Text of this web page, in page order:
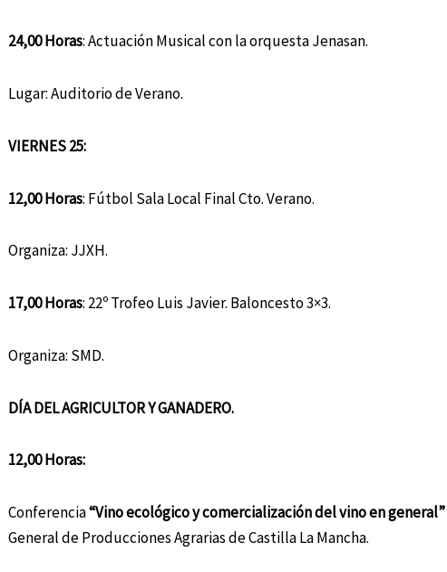
24,00 Horas: Actuación Musical con la orquesta Jenasan.
Lugar: Auditorio de Verano.
VIERNES 25:
12,00 Horas: Fútbol Sala Local Final Cto. Verano.
Organiza: JJXH.
17,00 Horas: 22º Trofeo Luis Javier. Baloncesto 3×3.
Organiza: SMD.
DÍA DEL AGRICULTOR Y GANADERO.
12,00 Horas:
Conferencia“Vino ecológico y comercialización del vino en general”
General de Producciones Agrarias de Castilla La Mancha.